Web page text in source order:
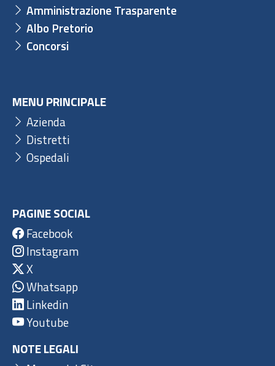
Amministrazione Trasparente
Albo Pretorio
Concorsi
MENU PRINCIPALE
Azienda
Distretti
Ospedali
PAGINE SOCIAL
Facebook
Instagram
X
Whatsapp
Linkedin
Youtube
NOTE LEGALI